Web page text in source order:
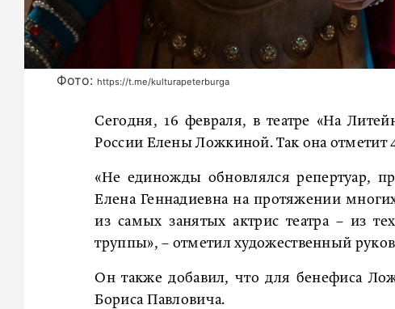
Фото: https://t.me/kulturapeterburga
Сегодня, 16 февраля, в театре «На
России Елены Ложкиной. Так она отметит
«Не единожды обновлялся репертуар,
Елена Геннадиевна на протяжении
из самых занятых актрис театра – из
труппы», – отметил художественный
Он также добавил, что для бенефиса
Бориса Павловича.